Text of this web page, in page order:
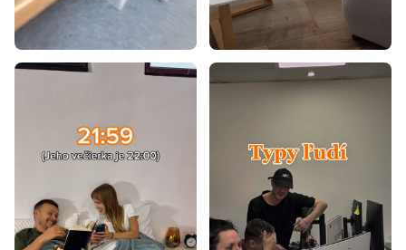
Kolekcia ZOVA
Kolekcia LINEA
Kolekcia JAPANDI
Kolekcia ZANTE
Kolekcia NOMAD